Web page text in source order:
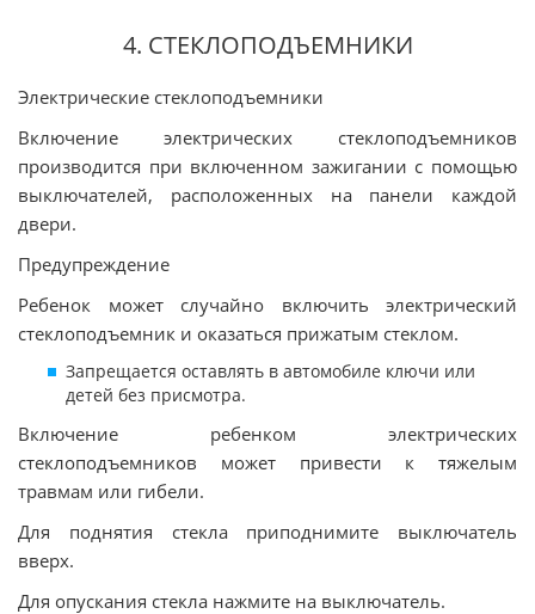
4. СТЕКЛОПОДЪЕМНИКИ
Электрические стеклоподъемники
Включение электрических стеклоподъемников
производится при включенном зажигании с помощью
выключателей, расположенных на панели каждой
двери.
Предупреждение
Ребенок может случайно включить электрический
стеклоподъемник и оказаться прижатым стеклом.
Запрещается оставлять в автомобиле ключи или
детей без присмотра.
Включение ребенком электрических
стеклоподъемников может привести к тяжелым
травмам или гибели.
Для поднятия стекла приподнимите выключатель
вверх.
Для опускания стекла нажмите на выключатель.